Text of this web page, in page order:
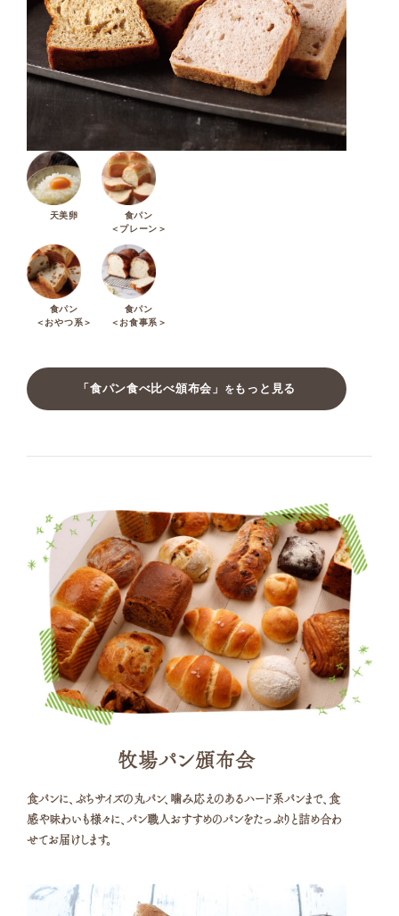
天美卵
食パン
＜プレーン＞
食パン
＜おやつ系＞
食パン
＜お食事系＞
「食パン食べ比べ頒布会」 をもっと見る
牧場パン頒布会
食パンに、ぷちサイズの丸パン、噛み応えのあるハード系パンまで、食
感や味わいも様々に、パン職人おすすめのパンをたっぷりと詰め合わ
せてお届けします。